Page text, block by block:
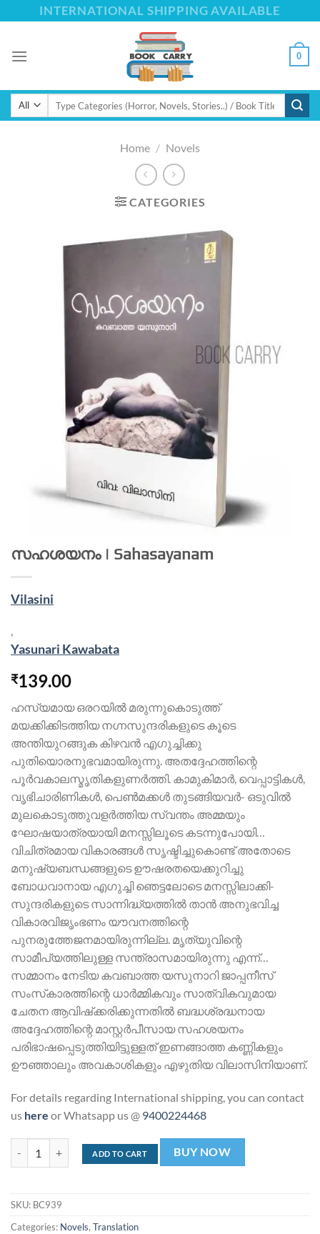
to
INTERNATIONAL SHIPPING AVAILABLE
0
Search
Home / Novels
CATEGORIES
സഹശയനം | Sahasayanam
Vilasini
,
Yasunari Kawabata
₹139.00
ഹസ്യമായ ഒരറയില്‍ മരുന്നുകൊടുത്ത്
മയക്കിക്കിടത്തിയ നഗ്നസുന്ദരികളുടെ കൂടെ
അന്തിയുറങ്ങുക കിഴവന്‍ എഗുച്ചിക്കു
പുതിയൊരനുഭവമായിരുന്നു. അതദ്ദേഹത്തിന്റെ
പൂര്‍വകാലസ്മൃതികളുണര്‍ത്തി. കാമുകിമാര്‍, വെപ്പാട്ടികള്‍,
വൃഭിചാരിണികള്‍, പെണ്‍മക്കള്‍ തുടങ്ങിയവര്‍- ഒടുവില്‍
മുലകൊടുത്തുവളര്‍ത്തിയ സ്വന്തം അമ്മയും
ഘോഷയാത്രയായി മനസ്സിലൂടെ കടന്നുപോയി…
വിചിത്രമായ വികാരങ്ങള്‍ സൃഷ്ടിച്ചുകൊണ്ട് അതോടെ
മനുഷ്യബന്ധങ്ങളുടെ ഊഷരതയെക്കുറിച്ചു
ബോധവാനായ എഗുച്ചി ഞെട്ടലോടെ മനസ്സിലാക്കി-
സുന്ദരികളുടെ സാന്നിദ്ധ്യത്തില്‍ താന്‍ അനുഭവിച്ച
വികാരവിജൃംഭണം യൗവനത്തിന്റെ
പുനരുത്തേജനമായിരുന്നില്ല. മൃത്യുവിന്റെ
സാമീപ്യത്തിലുള്ള സന്ത്രാസമായിരുന്നു എന്ന്…
സമ്മാനം നേടിയ കവബാത്ത യസുനാറി ജാപ്പനീസ്
സംസ്‌കാരത്തിന്റെ ധാര്‍മ്മികവും സാത്വികവുമായ
ചേതന ആവിഷ്‌ക്കരിക്കുന്നതില്‍ ബദ്ധശ്രദ്ധനായ
അദ്ദേഹത്തിന്റെ മാസ്റ്റര്‍പീസായ സഹശയനം
പരിഭാഷപ്പെടുത്തിയിട്ടുള്ളത് ഇണങ്ങാത്ത കണ്ണികളും
ഊഞ്ഞാലും അവകാശികളും എഴുതിയ വിലാസിനിയാണ്.
For details regarding International shipping, you can contact
us here or Whatsapp us @ 9400224468
സഹശയനം | Sahasayanam quantity
ADD TO CART BUY NOW
SKU: BC939
Categories: Novels, Translation